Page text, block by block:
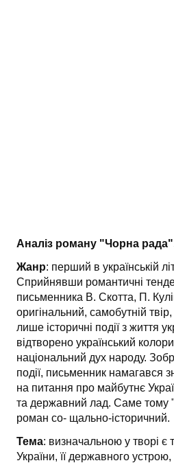
Аналіз роману "Чорна
Жанр: перший в українській
Сприйнявши романтичні
письменника В. Скотта, П.
оригінальний, самобутній
лише історичні події з життя
відтворено український
національний дух народу.
події, письменник намагався
на питання про майбутнє
та державний лад. Саме
роман со- щально-історичний.
Тема: визначальною у творі є
України, її дер­жавного устрою,